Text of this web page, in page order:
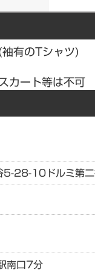
有のTシャツ)
カート等は不可
5-28-10ドルミ第
南口7分